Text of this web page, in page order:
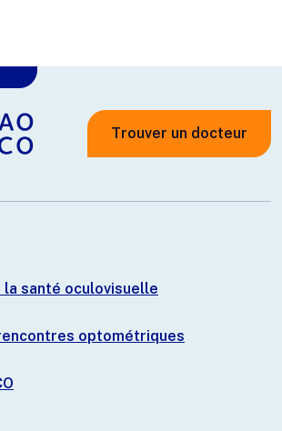
Trouver un docteur
santé oculovisuelle
optométriques